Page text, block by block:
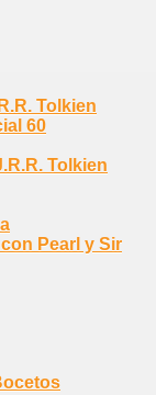
Tolkien
60
Tolkien
Pearl y Sir